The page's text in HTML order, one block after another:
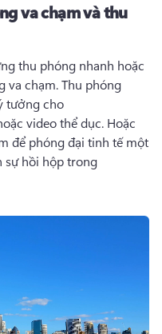
va chạm và thu
thu phóng nhanh hoặc
va chạm. Thu phóng
tưởng cho
video thể dục. Hoặc
để phóng đại tinh tế một
sự hồi hộp trong